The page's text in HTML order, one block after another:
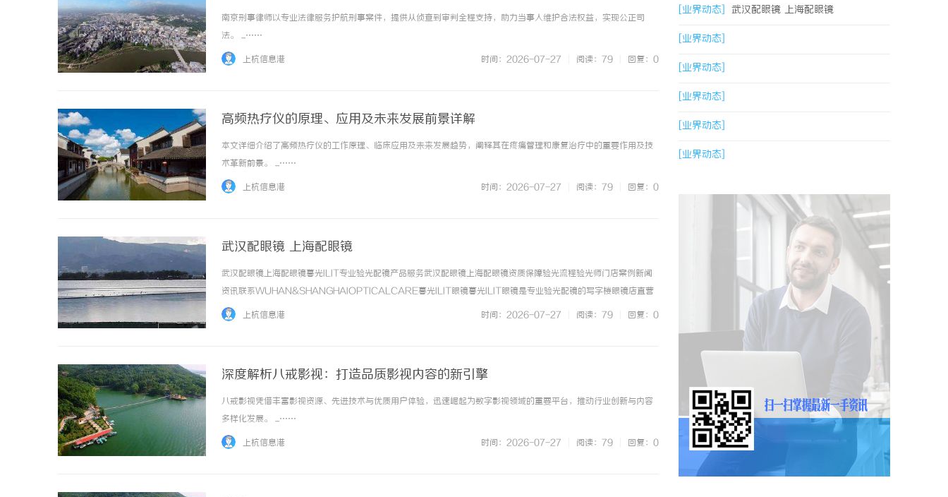
南京刑事律师以专业法律服务护航刑事案件，提供从侦查到审判全程支持，助力当事人维护合法权益，实现公正司
法。 ...……
上杭信息港 时间：2026-07-27 阅读：79 回复：0
高频热疗仪的原理、应用及未来发展前景详解
本文详细介绍了高频热疗仪的工作原理、临床应用及未来发展趋势，阐释其在疼痛管理和康复治疗中的重要作用及技
术革新前景。 ...……
上杭信息港 时间：2026-07-27 阅读：79 回复：0
武汉配眼镜 上海配眼镜
武汉配眼镜上海配眼镜暮光ILIT专业验光配镜产品服务武汉配眼镜上海配眼镜资质保障验光流程验光师门店案例新闻
资讯联系WUHAN&SHANGHAIOPTICALCARE暮光ILIT眼镜暮光ILIT眼镜是专业验光配镜的写字楼眼镜店直营
品牌，现于武汉与上海设有4家门店。以完整验光、正品镜片、透明价格和直营售后为基础，全场镜片40%-60%优
上杭信息港 时间：2026-07-27 阅读：79 回复：0
深度解析八戒影视：打造品质影视内容的新引擎
八戒影视凭借丰富影视资源、先进技术与优质用户体验，迅速崛起为数字影视领域的重要平台，推动行业创新与内容
多样化发展。 ...……
上杭信息港 时间：2026-07-27 阅读：79 回复：0
[业界动态] 武汉配眼镜 上海配眼镜
[业界动态]
[业界动态]
[业界动态]
[业界动态]
[业界动态]